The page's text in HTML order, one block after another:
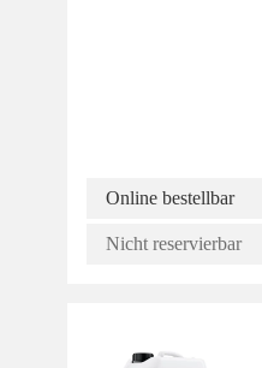
Online bestellbar
Nicht reservierbar